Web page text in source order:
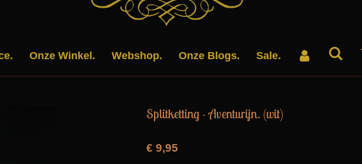
Onze Winkel. Webshop. Onze Blogs. Sale.
Splitketting - Aventurijn. (wit)
€ 9,95